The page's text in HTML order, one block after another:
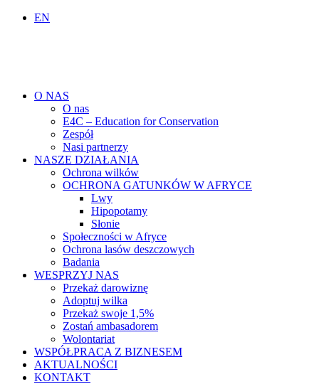
EN
O NAS
O nas
E4C – Education for Conservation
Zespół
Nasi partnerzy
NASZE DZIAŁANIA
Ochrona wilków
OCHRONA GATUNKÓW W AFRYCE
Lwy
Hipopotamy
Słonie
Społeczności w Afryce
Ochrona lasów deszczowych
Badania
WESPRZYJ NAS
Przekaż darowiznę
Adoptuj wilka
Przekaż swoje 1,5%
Zostań ambasadorem
Wolontariat
WSPÓŁPRACA Z BIZNESEM
AKTUALNOŚCI
KONTAKT